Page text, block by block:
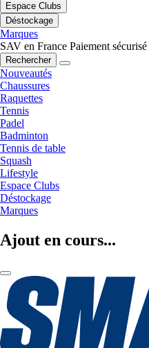
Espace Clubs
Déstockage
Marques
SAV en France Paiement sécurisé
Rechercher
Nouveautés
Chaussures
Raquettes
Tennis
Padel
Badminton
Tennis de table
Squash
Lifestyle
Espace Clubs
Déstockage
Marques
Ajout en cours...